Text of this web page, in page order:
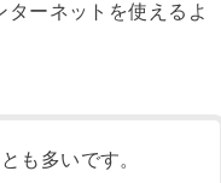
ーネットを使えるよ
も多いです。